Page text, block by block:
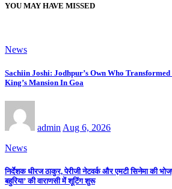
YOU MAY HAVE MISSED
News
Sachiin Joshi: Jodhpur’s Own Who
King’s Mansion In Goa
admin Aug 6, 2026
News
निर्देशक धीरज ठाकुर, पेरीजी नेटवर्क और एमटी सिनेमा की
बहुरिया’ की वाराणसी में शूटिंग शुरू